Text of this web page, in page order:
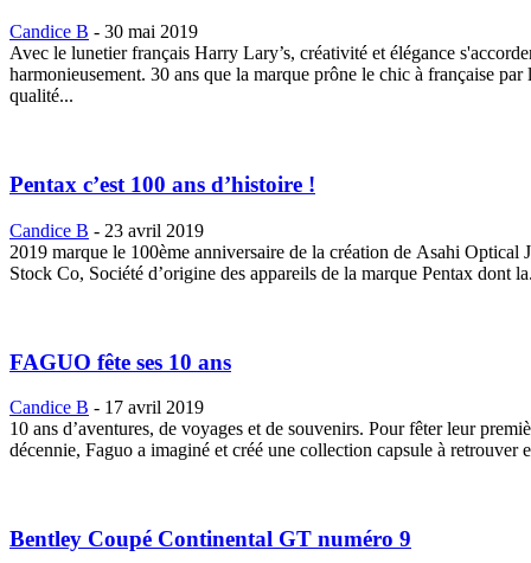
Candice B - 30 mai 2019
Avec le lunetier français Harry Lary’s, créativité et élégance
harmonieusement. 30 ans que la marque prône le chic à française par
qualité...
Pentax c’est 100 ans d’histoire !
Candice B - 23 avril 2019
2019 marque le 100ème anniversaire de la création de Asahi Optical
Stock Co, Société d’origine des appareils de la marque Pentax dont
FAGUO fête ses 10 ans
Candice B - 17 avril 2019
10 ans d’aventures, de voyages et de souvenirs. Pour fêter leur
décennie, Faguo a imaginé et créé une collection capsule à retrouver
Bentley Coupé Continental GT numéro 9